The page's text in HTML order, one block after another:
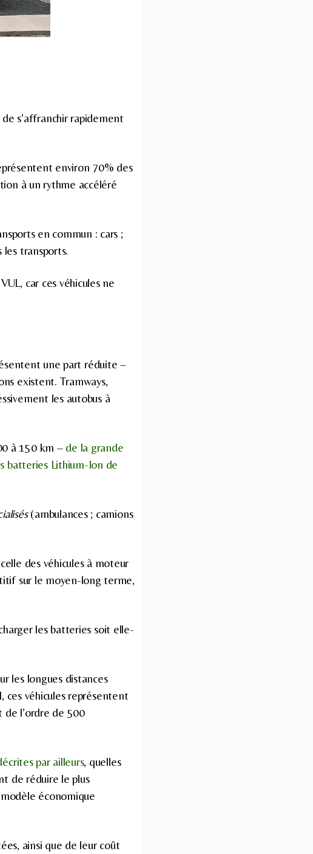
s’affranchir rapidement
environ 70% des
à un rythme accéléré
en commun : cars ;
les transports.
car ces véhicules ne
une part réduite –
existent. Tramways,
les autobus à
à 150 km – de la grande
batteries Lithium-Ion de
(ambulances ; camions
des véhicules à moteur
sur le moyen-long terme,
les batteries soit elle-
les longues distances
ces véhicules représentent
l’ordre de 500
par ailleurs, quelles
de réduire le plus
économique
ainsi que de leur coût